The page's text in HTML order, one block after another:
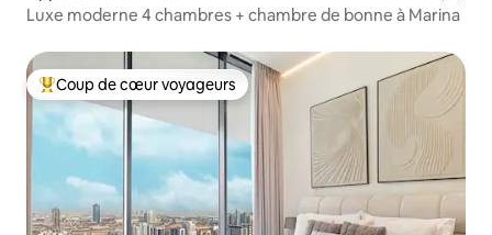
Luxe moderne 4 chambres + chambre de bonne à Marina
Coups de cœur voyageurs les plus appréciés
Coup de cœur voyageurs